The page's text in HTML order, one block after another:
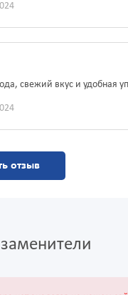
свежий вкус и удобная
отзыв